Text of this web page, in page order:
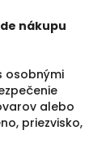
nákupu
osobnými
alebo
priezvisko,